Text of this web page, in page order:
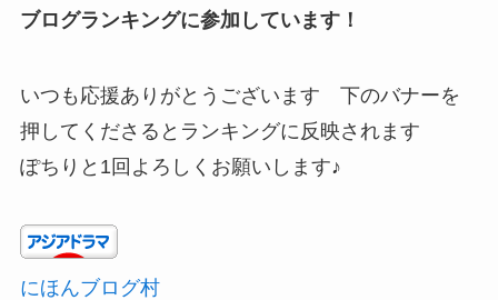
ブログランキングに参加しています！
いつも応援ありがとうございます 下のバナーを
押してくださるとランキングに反映されます
ぽちりと1回よろしくお願いします♪
にほんブログ村